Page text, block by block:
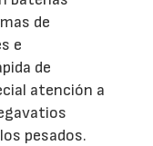
de
e
de
atención a
pesados.